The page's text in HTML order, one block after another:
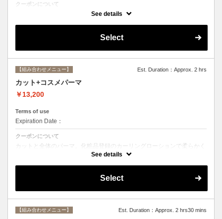
クーポンについて
カットと根元２cmまでのカラー。シャンプー、ブロー込み
See details
Select
【組み合わせメニュー】 Est. Duration：Approx. 2 hrs
カット+コスメパーマ
￥13,200
Terms of use
Expiration Date：
クーポンについて
カットと全体のパーマ。化粧品登録のカーリングローションで柔らかく
動きのあるスタイルからしっかりウェーブまで☆シャンプー、ブロー込
See details
Select
【組み合わせメニュー】 Est. Duration：Approx. 2 hrs30 mins